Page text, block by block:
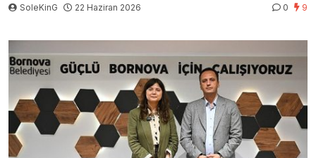
SoleKinG 22 Haziran 2026 0 9